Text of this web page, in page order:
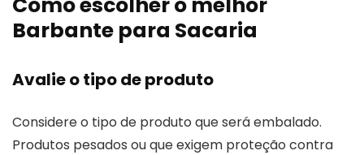
Barbante para Sacaria
Avalie o tipo de produto
Considere o tipo de produto que será embalado.
Produtos pesados ou que exigem proteção contra